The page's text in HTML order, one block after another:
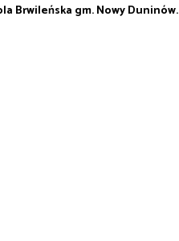
Brwileńska gm. Nowy Duninów.